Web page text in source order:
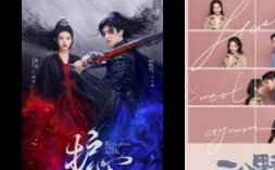
13.Episodio Episodio 13
14.Episodio Episodio 14
15.Episodio Episodio 15